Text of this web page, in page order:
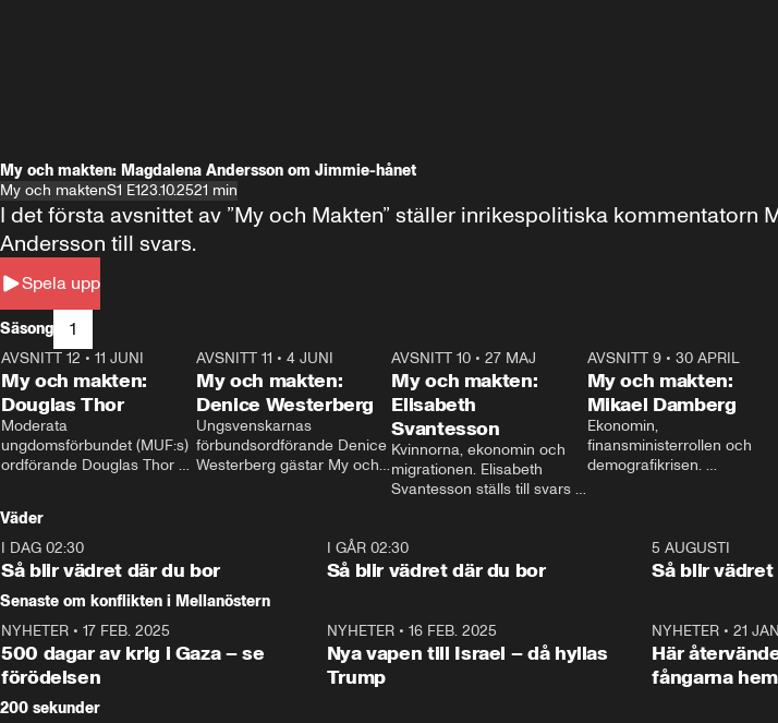
My och makten: Magdalena Andersson om Jimmie-hånet
My och maktenS1 E123.10.2521 min
Spela upp
I det första avsnittet av ”My och Makten” ställer inrikespolitiska
Andersson till svars.
Säsong 1
26:27
AVSNITT 12 • 11 JUNI
My och makten:
Douglas Thor
Moderata
ungdomsförbundet (MUF:s)
ordförande Douglas Thor
tonårsutvisningarna och hur
Moderaterna ska locka
väljare till valet i höst.
23:40
AVSNITT 11 •4 JUNI
My och makten:
Denice Westerberg
Ungsvenskarnas
förbundsordförande Denice
Westerberg gästar My och
AVSNITT 10 •27 MAJ
My och makten:
Elisabeth
Svantesson
Kvinnorna, ekonomin och
migrationen. Elisabeth
Svantesson ställs till svars
AVSNITT 9• 30 APRIL
My och makten:
Mikael Damberg
Ekonomin,
finansministerrollen och
demografikrisen.
och Makten.
Väder
I DAG 02:30
Så blir vädret där du bor
1:06
I GÅR 02:30
Så blir vädret där du bor
5 AUGUSTI
Så blir
Senaste om konflikten i Mellanöstern
NYHETER • 17 FEB. 2025
500 dagar av krig i Gaza – se
förödelsen
NYHETER• 16 FEB. 2025
Nya vapen till Israel – då hyllas
Trump
NYHETER •21
Här
fångarna hem
200 sekunder